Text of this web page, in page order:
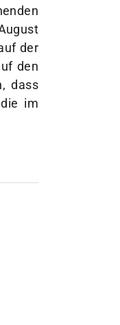
der
den
dass
im